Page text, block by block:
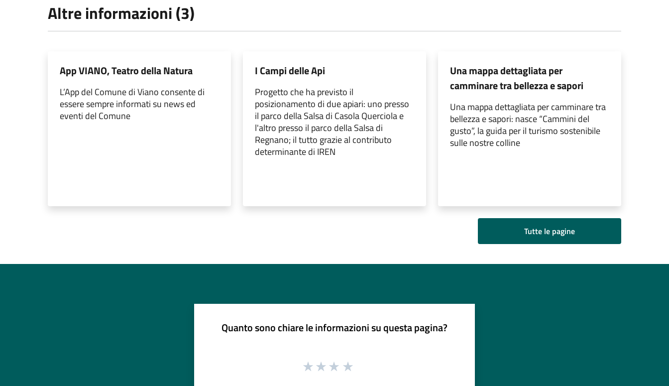
Altre informazioni (3)
App VIANO, Teatro della Natura
L’App del Comune di Viano consente di
essere sempre informati su news ed
eventi del Comune
I Campi delle Api
Progetto che ha previsto il
posizionamento di due apiari: uno presso
il parco della Salsa di Casola Querciola e
l'altro presso il parco della Salsa di
Regnano; il tutto grazie al contributo
determinante di IREN
Una mappa dettagliata per
camminare tra bellezza e sapori
Una mappa dettagliata per camminare tra
bellezza e sapori: nasce “Cammini del
gusto”, la guida per il turismo sostenibile
sulle nostre colline
Tutte le pagine
Quanto sono chiare le informazioni su questa pagina?